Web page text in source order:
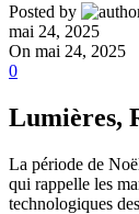
Posted by
mai 24, 2025
On mai 24, 2025
0
Lumières,
La période de
qui rappelle les
technologiques